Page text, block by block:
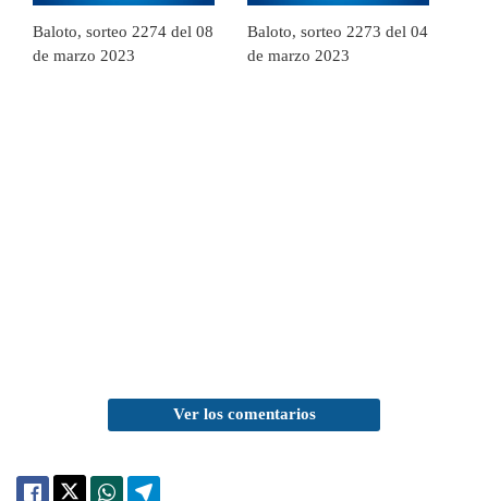
Baloto, sorteo 2274 del 08
de marzo 2023
Baloto, sorteo 2273 del 04
de marzo 2023
Ver los comentarios